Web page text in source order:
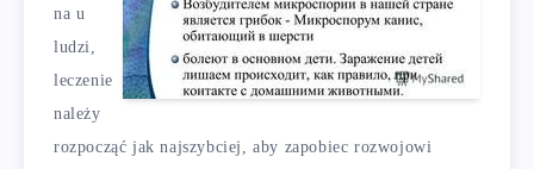
na u
ludzi,
leczenie
należy
rozpocząć jak najszybciej, aby zapobiec rozwojowi